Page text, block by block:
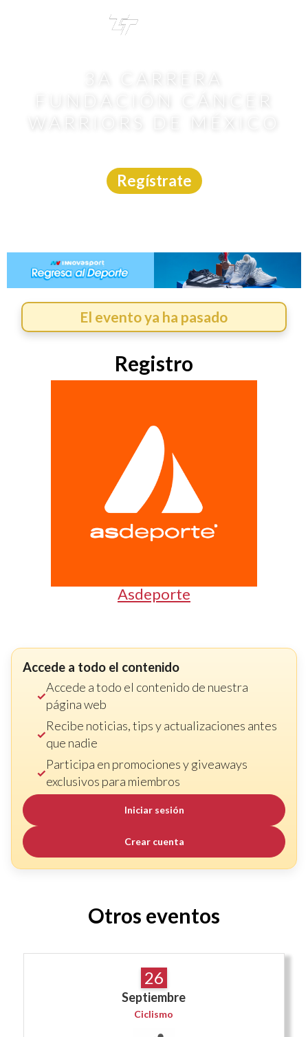
3A CARRERA
FUNDACIÓN CÁNCER
WARRIORS DE MÉXICO
Regístrate
El evento ya ha pasado
Registro
Asdeporte
Accede a todo el contenido
Accede a todo el contenido de nuestra
página web
Recibe noticias, tips y actualizaciones antes
que nadie
Participa en promociones y giveaways
exclusivos para miembros
Iniciar sesión
Crear cuenta
Otros eventos
26
Septiembre
Ciclismo